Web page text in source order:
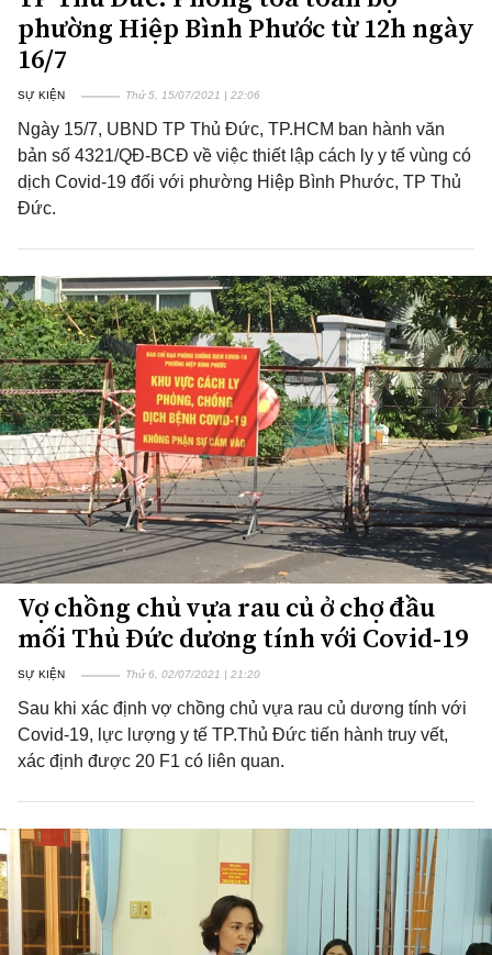
phường Hiệp Bình Phước từ 12h ngày
16/7
SỰ KIỆN Thứ 5, 15/07/2021 | 22:06
Ngày 15/7, UBND TP Thủ Đức, TP.HCM ban hành văn
bản số 4321/QĐ-BCĐ về việc thiết lập cách ly y tế vùng có
dịch Covid-19 đối với phường Hiệp Bình Phước, TP Thủ
Đức.
Vợ chồng chủ vựa rau củ ở chợ đầu
mối Thủ Đức dương tính với Covid-19
SỰ KIỆN Thứ 6, 02/07/2021 | 21:20
Sau khi xác định vợ chồng chủ vựa rau củ dương tính với
Covid-19, lực lượng y tế TP.Thủ Đức tiến hành truy vết,
xác định được 20 F1 có liên quan.